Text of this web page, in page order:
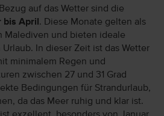
auf das Wetter sind die
bis April . Diese Monate gelten als
Malediven und bieten ideale
In dieser Zeit ist das Wetter
minimalem Regen und
zwischen 27 und 31 Grad
Bedingungen für Strandurlaub,
da das Meer ruhig und klar ist.